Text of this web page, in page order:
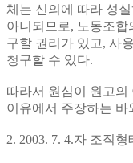
체는 신의에 따라 성
아니되므로, 노동조
구할 권리가 있고, 사
청구할 수 있다.
따라서 원심이 원고
이유에서 주장하는
2. 2003. 7. 4.자 조직